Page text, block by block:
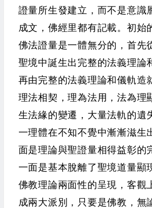
證量所生發建立，而不是意識
成文，佛經里都有記載。初始
佛法證量是一體無分的，首先
聖境中誕生出完整的法義理論
再由完整的法義理論和儀軌造
理法相契，理為法用，法為理
生法緣的變遷，大量法軌的遺
一理體在不知不覺中漸漸滋生
面是理論與聖證量相得益彰的
一面是基本脫離了聖境道量顯
佛教理論兩面性的呈現，客觀
成兩大派別，只要是佛教，無